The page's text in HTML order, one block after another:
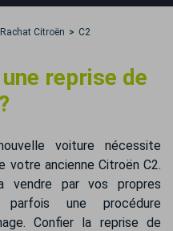
Rachat Citroën C2
reprise de
voiture nécessite
votre ancienne Citroën C2.
vendre par vos propres
une procédure
Confier la reprise de